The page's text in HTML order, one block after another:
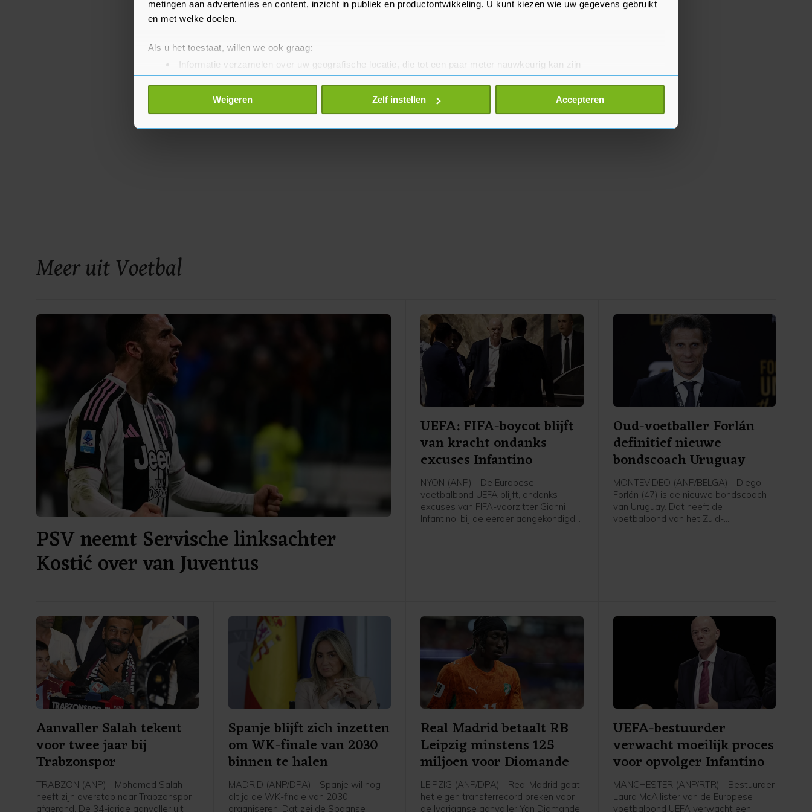
metingen aan advertenties en content, inzicht in publiek en productontwikkeling. U kunt kiezen wie uw gegevens gebruikt
en met welke doelen.
Als u het toestaat, willen we ook graag:
Informatie verzamelen over uw geografische locatie, die tot een paar meter nauwkeurig kan zijn
Uw apparaat identificeren door het actief te scannen op specifieke eigenschappen (fingerprinting)
Lees meer over hoe uw persoonlijke gegevens worden verwerkt en stel uw voorkeuren in het
detailgedeelte
toestemming op elk moment wijzigen of intrekken in de Cookieverklaring.
Weigeren Zelf instellen Accepteren
Meer uit Voetbal
PSV neemt Servische linksachter
Kostić over van Juventus
UEFA: FIFA-boycot blijft
van kracht ondanks
excuses Infantino
NYON (ANP) - De Europese
voetbalbond UEFA blijft, ondanks
excuses van FIFA-voorzitter Gianni
Infantino, bij de eerder aangekondigde
Oud-voetballer Forlán
definitief nieuwe
bondscoach Uruguay
MONTEVIDEO (ANP/BELGA) - Diego
Forlán (47) is de nieuwe bondscoach
van Uruguay. Dat heeft de
voetbalbond van het Zuid-
Aanvaller Salah tekent
voor twee jaar bij
Trabzonspor
TRABZON (ANP) - Mohamed Salah
heeft zijn overstap naar Trabzonspor
afgerond. De 34-jarige aanvaller uit
Spanje blijft zich inzetten
om WK-finale van 2030
binnen te halen
MADRID (ANP/DPA) - Spanje wil nog
altijd de WK-finale van 2030
organiseren. Dat zei de Spaanse
Real Madrid betaalt RB
Leipzig minstens 125
miljoen voor Diomande
LEIPZIG (ANP/DPA) - Real Madrid gaat
het eigen transferrecord breken voor
de Ivoriaanse aanvaller Yan Diomande
UEFA-bestuurder
verwacht moeilijk proces
voor opvolger Infantino
MANCHESTER (ANP/RTR) - Bestuurder
Laura McAllister van de Europese
voetbalbond UEFA verwacht een